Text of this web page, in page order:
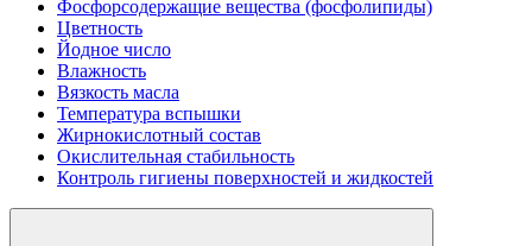
Фосфорсодержащие вещества (фосфолипиды)
Цветность
Йодное число
Влажность
Вязкость масла
Температура вспышки
Жирнокислотный состав
Окислительная стабильность
Контроль гигиены поверхностей и жидкостей